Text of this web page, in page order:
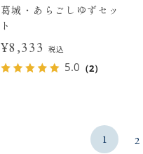
葛城・あらごしゆずセッ
ト
¥8,333 税込
5.0 （2）
1 2